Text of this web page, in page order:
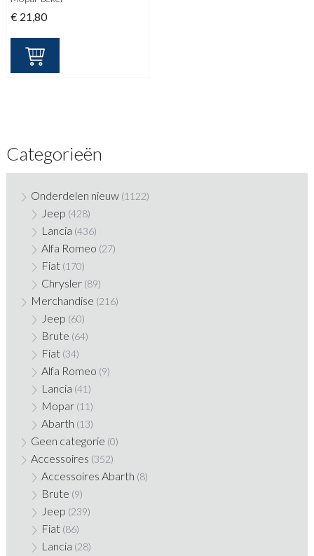
€ 21,80
Categorieën
Onderdelen nieuw (1122)
Jeep (428)
Lancia (436)
Alfa Romeo (27)
Fiat (170)
Chrysler (89)
Merchandise (216)
Jeep (60)
Brute (64)
Fiat (34)
Alfa Romeo (9)
Lancia (41)
Mopar (11)
Abarth (13)
Geen categorie (0)
Accessoires (352)
Accessoires Abarth (8)
Brute (9)
Jeep (239)
Fiat (86)
Lancia (28)